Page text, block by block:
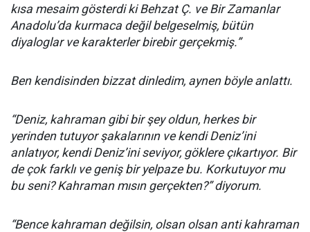
kısa mesaim gösterdi ki Behzat Ç. ve Bir Zamanlar
Anadolu’da kurmaca değil belgeselmiş, bütün
diyaloglar ve karakterler birebir gerçekmiş.”
Ben kendisinden bizzat dinledim, aynen böyle anlattı.
“Deniz, kahraman gibi bir şey oldun, herkes bir
yerinden tutuyor şakalarının ve kendi Deniz’ini
anlatıyor, kendi Deniz’ini seviyor, göklere çıkartıyor. Bir
de çok farklı ve geniş bir yelpaze bu. Korkutuyor mu
bu seni? Kahraman mısın gerçekten?” diyorum.
“Bence kahraman değilsin, olsan olsan anti kahraman